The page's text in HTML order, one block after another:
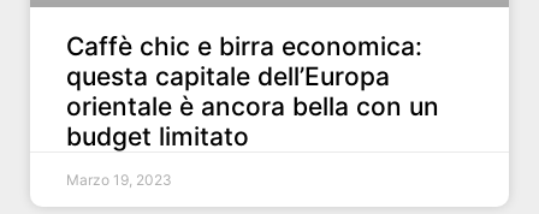
Caffè chic e birra economica:
questa capitale dell’Europa
orientale è ancora bella con un
budget limitato
Marzo 19, 2023